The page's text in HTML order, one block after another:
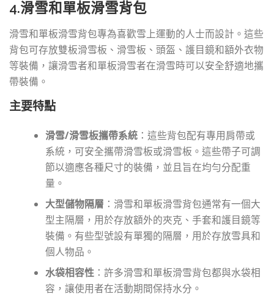
4.滑雪和單板滑雪背包
滑雪和單板滑雪背包專為喜歡雪上運動的人士而設計。這些
背包可存放雙板滑雪板、滑雪板、頭盔、護目鏡和額外衣物
等裝備，讓滑雪者和單板滑雪者在滑雪時可以安全舒適地攜
帶裝備。
主要特點
滑雪/滑雪板攜帶系統 ：這些背包配有專用肩帶或
系統，可安全攜帶滑雪板或滑雪板。這些帶子可調
節以適應各種尺寸的裝備，並且旨在均勻分配重
量。
大型儲物隔層 ：滑雪和單板滑雪背包通常有一個大
型主隔層，用於存放額外的夾克、手套和護目鏡等
裝備。有些型號設有單獨的隔層，用於存放雪具和
個人物品。
水袋相容性 ：許多滑雪和單板滑雪背包都與水袋相
容，讓使用者在活動期間保持水分。